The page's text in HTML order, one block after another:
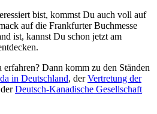
bist, kommst Du auch voll auf
auf die Frankfurter Buchmesse
ist, kannst Du schon jetzt am
Dann komm zu den Ständen
in Deutschland, derVertretung der
Deutsch-Kanadische Gesellschaft